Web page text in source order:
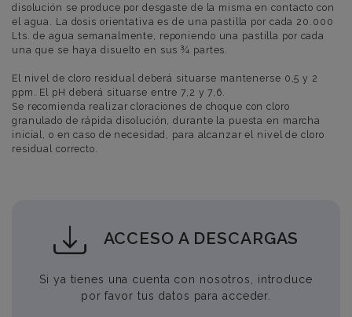
disolución se produce por desgaste de la misma en contacto con
el agua. La dosis orientativa es de una pastilla por cada 20.000
Lts. de agua semanalmente, reponiendo una pastilla por cada
una que se haya disuelto en sus ¾ partes.
El nivel de cloro residual deberá situarse mantenerse 0,5 y 2
ppm. El pH deberá situarse entre 7,2 y 7,6.
Se recomienda realizar cloraciones de choque con cloro
granulado de rápida disolución, durante la puesta en marcha
inicial, o en caso de necesidad, para alcanzar el nivel de cloro
residual correcto.
ACCESO A DESCARGAS
Si ya tienes una cuenta con nosotros, introduce
por favor tus datos para acceder.